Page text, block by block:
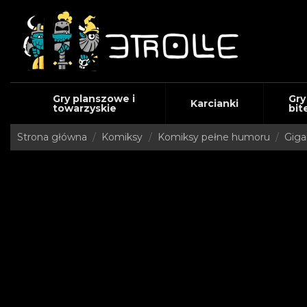
Gry planszowe i
towarzyskie Karcianki
Strona główna Komiksy Komiksy pełne humoru